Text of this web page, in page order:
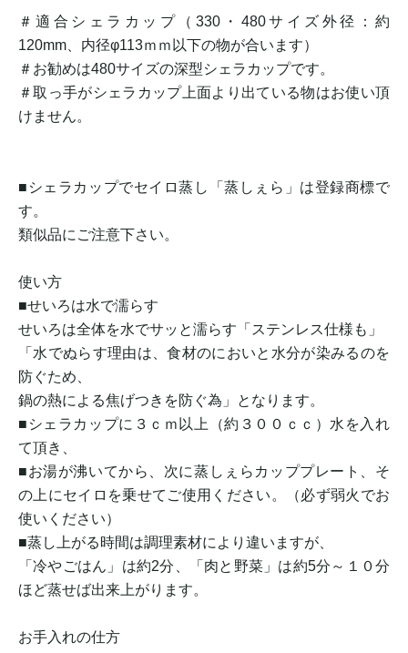
＃適合シェラカップ（330・480サイズ外径：約
120mm、内径φ113ｍｍ以下の物が合います）
＃お勧めは480サイズの深型シェラカップです。
＃取っ手がシェラカップ上面より出ている物はお使い頂
けません。
■シェラカップでセイロ蒸し「蒸しぇら」は登録商標で
す。
類似品にご注意下さい。
使い方
■せいろは水で濡らす
せいろは全体を水でサッと濡らす「ステンレス仕様も」
「水でぬらす理由は、食材のにおいと水分が染みるのを
防ぐため、
鍋の熱による焦げつきを防ぐ為」となります。
■シェラカップに３ｃｍ以上（約３００ｃｃ）水を入れ
て頂き、
■お湯が沸いてから、次に蒸しぇらカッププレート、そ
の上にセイロを乗せてご使用ください。（必ず弱火でお
使いください）
■蒸し上がる時間は調理素材により違いますが、
「冷やごはん」は約2分、「肉と野菜」は約5分～１０分
ほど蒸せば出来上がります。
お手入れの仕方